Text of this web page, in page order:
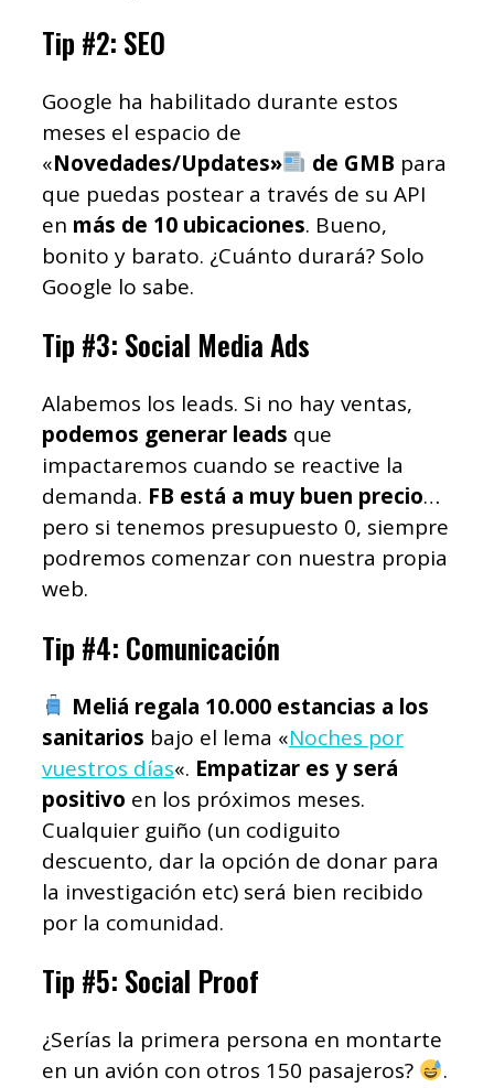
Tip #2: SEO
Google ha habilitado durante estos
meses el espacio de
«Novedades/Updates» de GMB para
que puedas postear a través de su API
en más de 10 ubicaciones. Bueno,
bonito y barato. ¿Cuánto durará? Solo
Google lo sabe.
Tip #3: Social Media Ads
Alabemos los leads. Si no hay ventas,
podemos generar leads que
impactaremos cuando se reactive la
demanda. FB está a muy buen precio…
pero si tenemos presupuesto 0, siempre
podremos comenzar con nuestra propia
web.
Tip #4: Comunicación
Meliá regala 10.000 estancias a los
sanitarios bajo el lema «Noches por
vuestros días«. Empatizar es y será
positivo en los próximos meses.
Cualquier guiño (un codiguito
descuento, dar la opción de donar para
la investigación etc) será bien recibido
por la comunidad.
Tip #5: Social Proof
¿Serías la primera persona en montarte
en un avión con otros 150 pasajeros?
.